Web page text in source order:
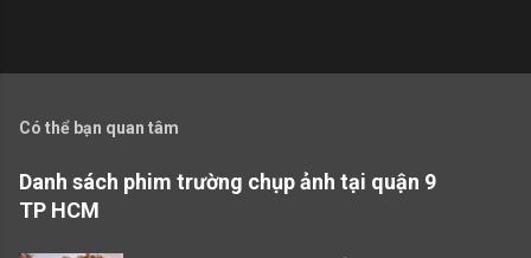
Có thể bạn quan tâm
Danh sách phim trường chụp ảnh tại quận 9
TP HCM